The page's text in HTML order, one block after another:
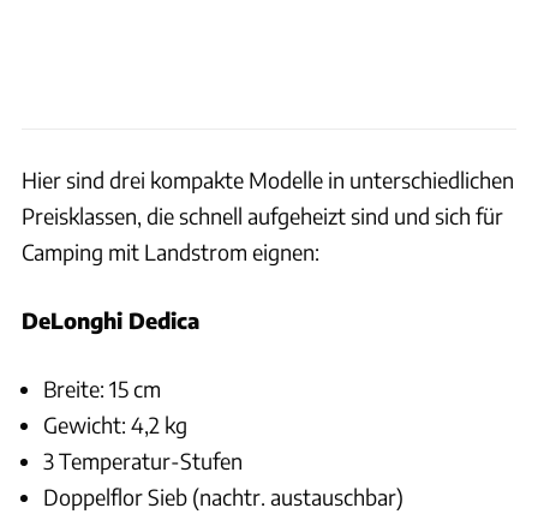
Hier sind drei kompakte Modelle in unterschiedlichen
Preisklassen, die schnell aufgeheizt sind und sich für
Camping mit Landstrom eignen:
DeLonghi Dedica
Breite: 15 cm
Gewicht: 4,2 kg
3 Temperatur-Stufen
Doppelflor Sieb (nachtr. austauschbar)